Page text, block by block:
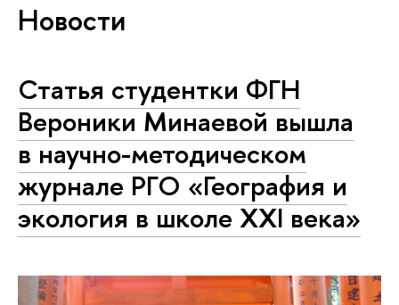
Новости
Статья студентки ФГН
Вероники Минаевой вышла
в научно-методическом
журнале РГО «География и
экология в школе XXI века»